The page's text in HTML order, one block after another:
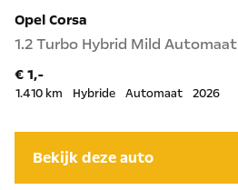
Opel Corsa
1.2 Turbo Hybrid Mild Automaat
€ 1,-
1.410 km Hybride Automaat 2026
Bekijk deze auto